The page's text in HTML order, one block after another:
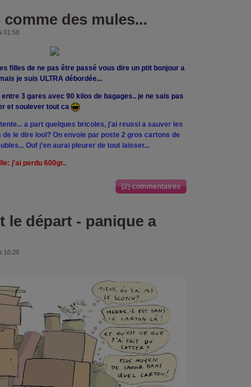
comme des mules...
01:58
filles de ne pas être passé vous dire un ptit bonjour a
je suis ULTRA débordée...
3 gares avec 90 kilos de bagages.. je ne sais pas
et soulever tout ca
a part quelques bricoles, j'ai reussi a sauver les
le dire lool? On envoie par poste 2 gros cartons de
Ouf j'en aurai pleurer de tout laisser...
j'ai perdu 600gr..
(2) commentaires
le départ - panique a
16:26